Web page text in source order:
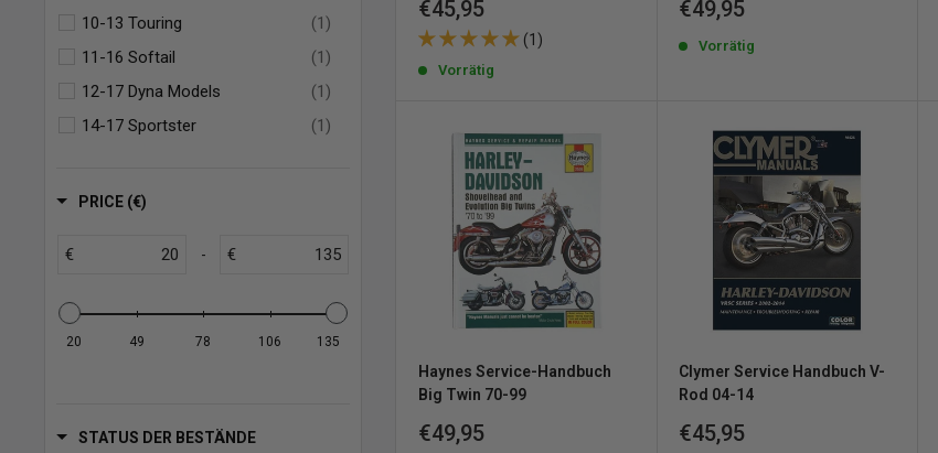
10-13 Touring
(1)
11-16 Softail
(1)
12-17 Dyna Models
(1)
14-17 Sportster
(1)
PRICE (€)
€ - €
20 49 78 106 135
STATUS DER BESTÄNDE
Sonderpreis
€45,95
(1)
Vorrätig
Sonderpreis
€49,95
Vorrätig
Haynes Service-Handbuch
Big Twin 70-99
Sonderpreis
€49,95
Clymer Service Handbuch V-
Rod 04-14
Sonderpreis
€45,95